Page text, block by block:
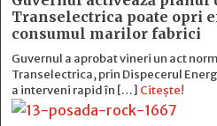
Transelectrica poate opri
consumul marilor fabrici
Guvernul a aprobat vineri un act
Transelectrica, prin Dispecerul
a interveni rapid în […] Citește!